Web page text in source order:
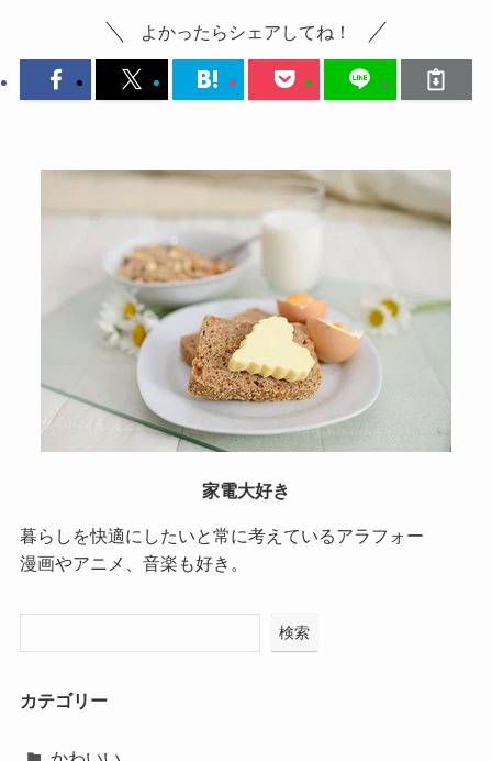
よかったらシェアしてね！
家電大好き
暮らしを快適にしたいと常に考えているアラフォー
漫画やアニメ、音楽も好き。
検索
カテゴリー